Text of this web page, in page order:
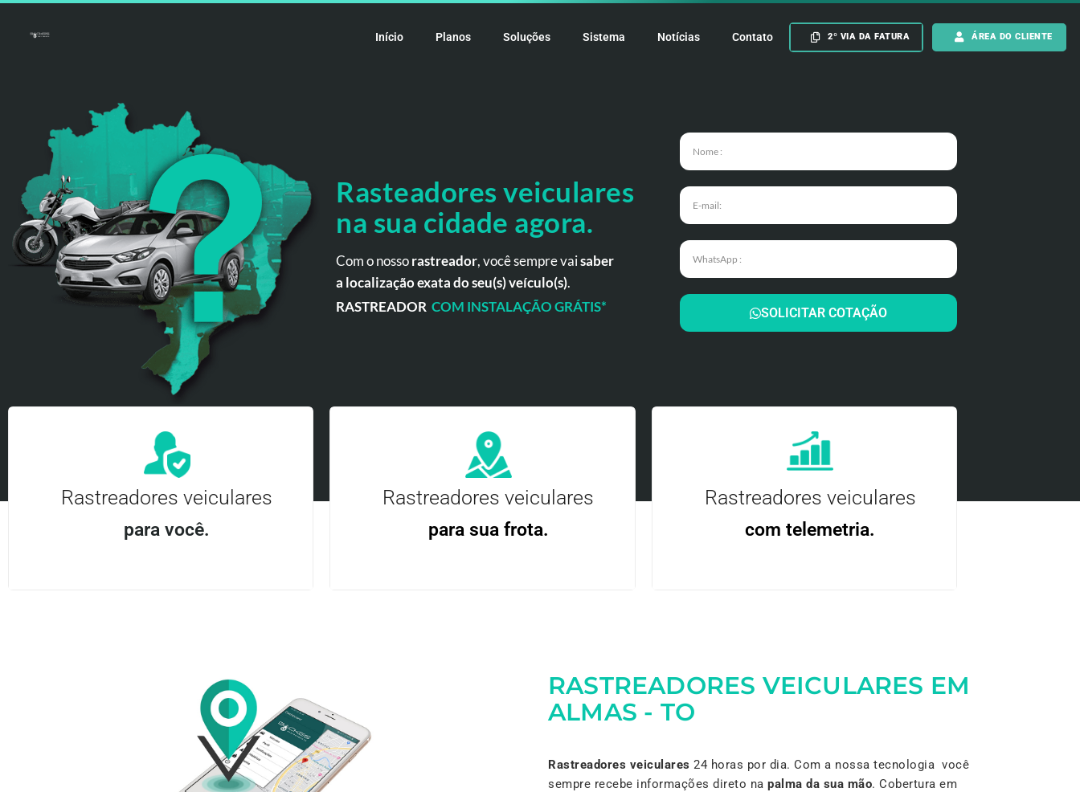
Início Planos Soluções Sistema Notícias Contato 2º VIA DA FATURA ÁREA DO CLIENTE
Rasteadores veiculares
na sua cidade agora.
Com o nossorastreador, você sempre vaisaber
a localização exata do seu(s) veículo(s).
RASTREADOR COM INSTALAÇÃO GRÁTIS* SOLICITAR COTAÇÃO
Rastreadores veiculares
para você.
Entre em contato
Rastreadores veiculares
para sua frota.
Rastreadores veiculares
com telemetria.
RASTREADORES VEICULARES EM
ALMAS - TO
Rastreadores veiculares 24 horas por dia. Com a nossa tecnologia você
sempre recebe informações direto na palma da sua mão. Cobertura em